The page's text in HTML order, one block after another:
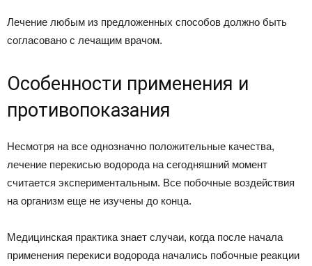
Лечение любым из предложенных способов должно быть
согласовано с лечащим врачом.
Особенности применения и
противопоказания
Несмотря на все однозначно положительные качества,
лечение перекисью водорода на сегодняшний момент
считается экспериментальным. Все побочные воздействия
на организм еще не изучены до конца.
Медицинская практика знает случаи, когда после начала
применения перекиси водорода начались побочные реакции